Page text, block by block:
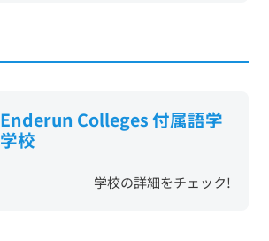
Enderun Colleges 付属語学
学校
学校の詳細をチェック!